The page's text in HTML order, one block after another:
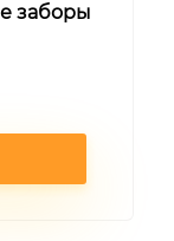
заборы